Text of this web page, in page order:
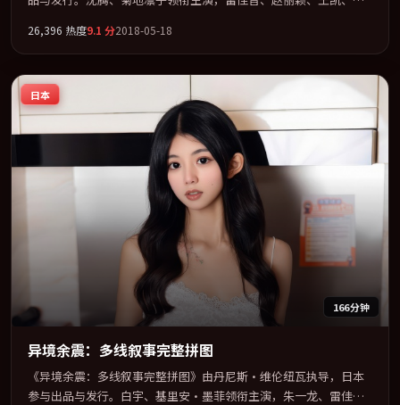
以「爱情」类型为骨架，在叙事、表演与视听上力求统一。定于
2018-03-28 在内地院线及主流平台同步亮相，2018 年度话题片中口
碑稳健，适合喜欢强情节与人物弧光的观众完整观看。
26,396 热度9.1 分2018-05-18
日本
166分钟
异境余震：多线叙事完整拼图
《异境余震：多线叙事完整拼图》由丹尼斯·维伦纽瓦执导，日本
参与出品与发行。白宇、基里安·墨菲领衔主演，朱一龙、雷佳